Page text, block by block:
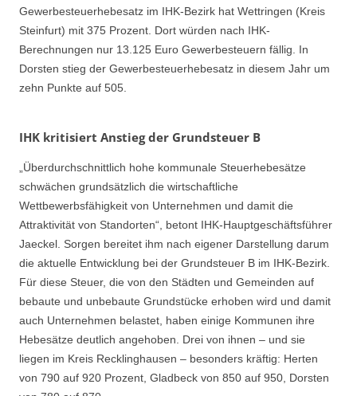
Gewerbesteuerhebesatz im IHK-Bezirk hat Wettringen (Kreis
Steinfurt) mit 375 Prozent. Dort würden nach IHK-
Berechnungen nur 13.125 Euro Gewerbesteuern fällig. In
Dorsten stieg der Gewerbesteuerhebesatz in diesem Jahr um
zehn Punkte auf 505.
IHK kritisiert Anstieg der Grundsteuer B
„Überdurchschnittlich hohe kommunale Steuerhebesätze
schwächen grundsätzlich die wirtschaftliche
Wettbewerbsfähigkeit von Unternehmen und damit die
Attraktivität von Standorten“, betont IHK-Hauptgeschäftsführer
Jaeckel. Sorgen bereitet ihm nach eigener Darstellung darum
die aktuelle Entwicklung bei der Grundsteuer B im IHK-Bezirk.
Für diese Steuer, die von den Städten und Gemeinden auf
bebaute und unbebaute Grundstücke erhoben wird und damit
auch Unternehmen belastet, haben einige Kommunen ihre
Hebesätze deutlich angehoben. Drei von ihnen – und sie
liegen im Kreis Recklinghausen – besonders kräftig: Herten
von 790 auf 920 Prozent, Gladbeck von 850 auf 950, Dorsten